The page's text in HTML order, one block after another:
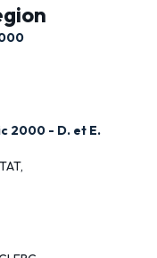
2000 - D. et E.